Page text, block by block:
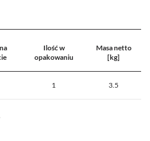
Ilość w
opakowaniu
Masa netto
[kg]
1 3.5